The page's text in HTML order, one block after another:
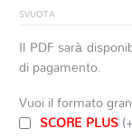
SVUOTA
Il PDF sarà
di pagamento.
Vuoi il formato
SCORE PLUS